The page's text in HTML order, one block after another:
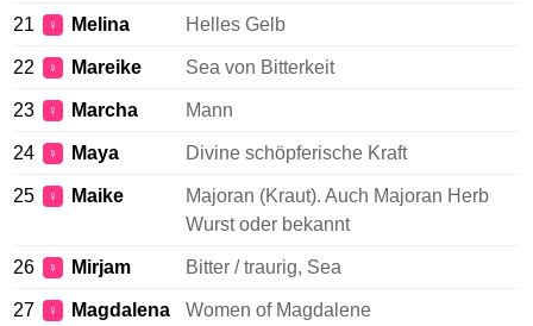
21 ♀ Melina Helles Gelb
22 ♀ Mareike Sea von Bitterkeit
23 ♀ Marcha Mann
24 ♀ Maya Divine schöpferische Kraft
25 ♀ Maike
Majoran (Kraut). Auch Majoran Herb
Wurst oder bekannt
26 ♀ Mirjam Bitter / traurig, Sea
27 ♀ Magdalena Women of Magdalene